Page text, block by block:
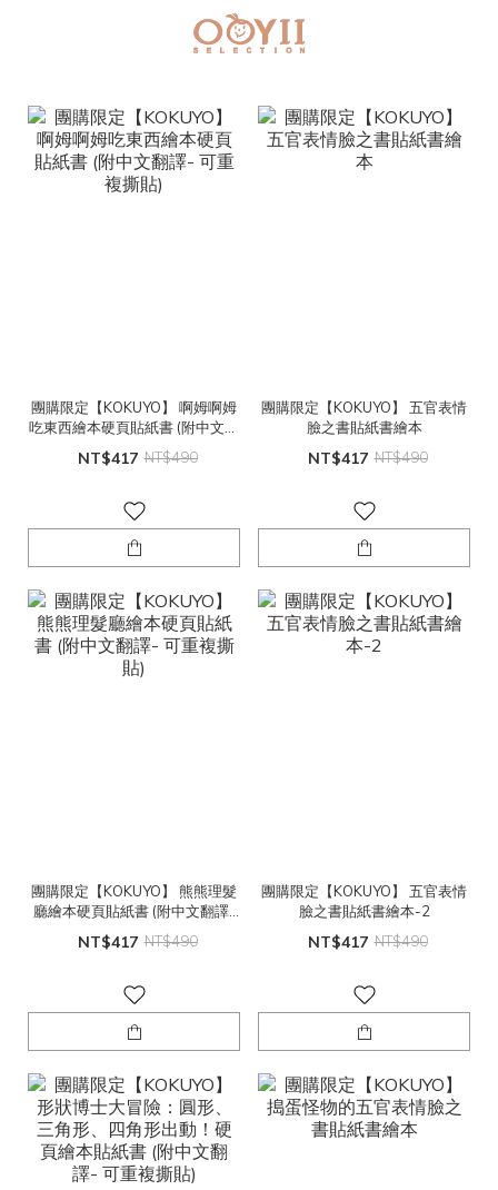
團購限定【KOKUYO】 啊姆啊姆
吃東西繪本硬頁貼紙書 (附中文翻
譯- 可重複撕貼)
NT$417 NT$490
團購限定【KOKUYO】 五官表情
臉之書貼紙書繪本
NT$417 NT$490
團購限定【KOKUYO】 熊熊理髮
廳繪本硬頁貼紙書 (附中文翻譯-
可重複撕貼)
NT$417 NT$490
團購限定【KOKUYO】 五官表情
臉之書貼紙書繪本-2
NT$417 NT$490